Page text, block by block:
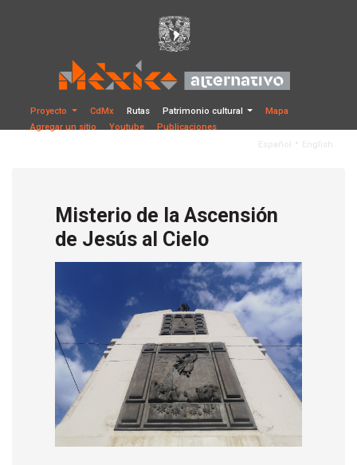
Proyecto CdMx Rutas Patrimonio cultural
Mapa
Agregar un sitio
Youtube
Publicaciones
Misterio de la Ascensión
de Jesús al Cielo